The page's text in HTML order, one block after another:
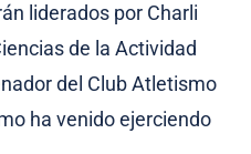
liderados por Charli
de la Actividad
del Club Atletismo
ha venido ejerciendo